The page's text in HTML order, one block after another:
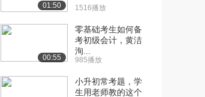
[12] 教育学考研与全日制
31:19
[13] 凯程2016教育学教育
硕士冲刺复习...
22:24
01:50 1516播放
00:55
零基础考生如何备
考初级会计，黄洁
洵...
985播放
小升初常考题，学
生用老师教的这个